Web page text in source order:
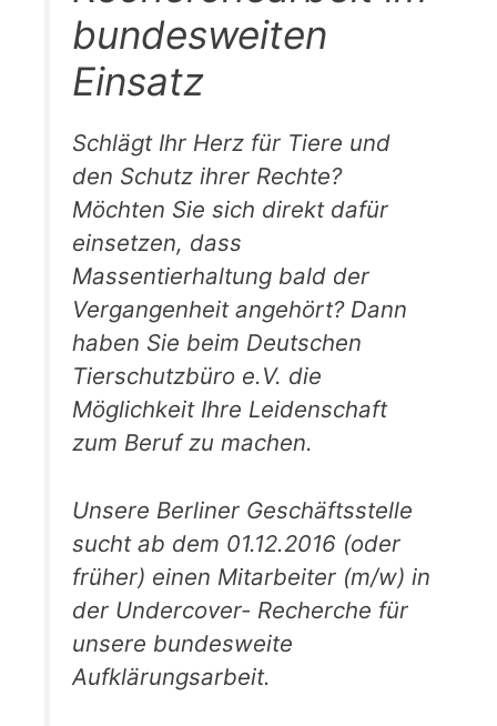
bundesweiten
Einsatz
Schlägt Ihr Herz für Tiere und
den Schutz ihrer Rechte?
Möchten Sie sich direkt dafür
einsetzen, dass
Massentierhaltung bald der
Vergangenheit angehört? Dann
haben Sie beim Deutschen
Tierschutzbüro e.V. die
Möglichkeit Ihre Leidenschaft
zum Beruf zu machen.
Unsere Berliner Geschäftsstelle
sucht ab dem 01.12.2016 (oder
früher) einen Mitarbeiter (m/w) in
der Undercover- Recherche für
unsere bundesweite
Aufklärungsarbeit.